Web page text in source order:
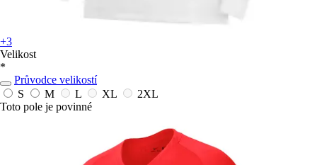
+3
Velikost
*
Průvodce velikostí
S
M L XL
2XL
Toto pole je povinné